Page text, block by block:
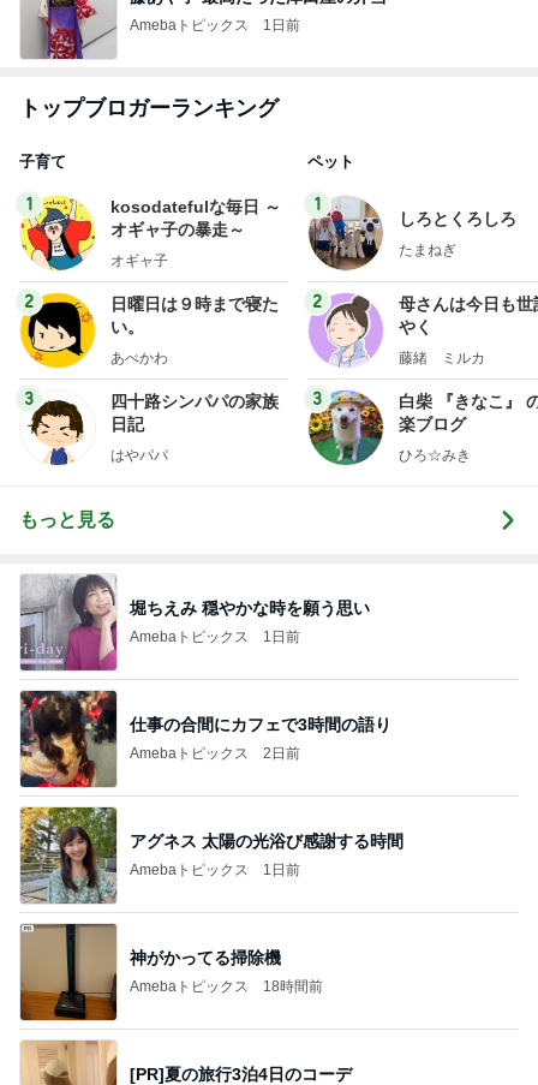
Amebaトピックス 1日前
トップブロガーランキング
子育て
1
kosodatefulな毎日 ～
オギャ子の暴走～
オギャ子
2
日曜日は９時まで寝た
い。
あべかわ
3
四十路シンパパの家族
日記
はやパパ
ペット
1
しろとくろしろ
たまねぎ
2
母さんは今日も世
やく
藤緒 ミルカ
3
白柴 『きなこ』
楽ブログ
ひろ☆みき
もっと見る
堀ちえみ 穏やかな時を願う思い
Amebaトピックス 1日前
仕事の合間にカフェで3時間の語り
Amebaトピックス 2日前
アグネス 太陽の光浴び感謝する時間
Amebaトピックス 1日前
神がかってる掃除機
Amebaトピックス 18時間前
[PR]夏の旅行3泊4日のコーデ